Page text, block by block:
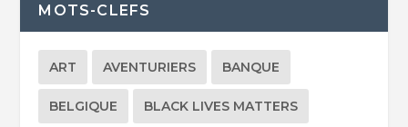
MOTS-CLEFS
ART AVENTURIERS BANQUE
BELGIQUE BLACK LIVES MATTERS